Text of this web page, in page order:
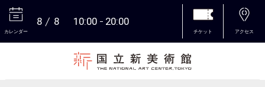
カレンダー
8 8 10:00 20:00
チケット アクセス